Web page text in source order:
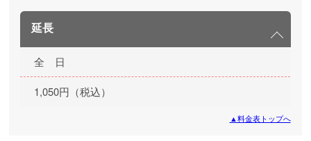
延長
全 日
1,050円（税込）
▲料金表トップへ